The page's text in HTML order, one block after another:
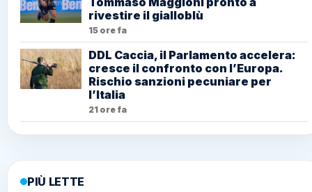
rivestire il gialloblù
15 ore fa
DDL Caccia, il Parlamento accelera:
cresce il confronto con l’Europa.
Rischio sanzioni pecuniare per
l’Italia
21 ore fa
PIÙ LETTE